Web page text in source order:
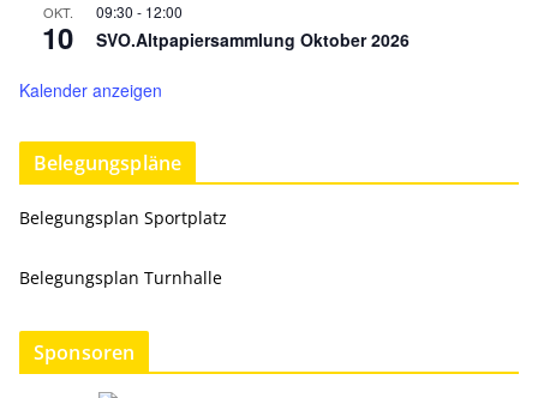
OKT.
10
09:30 - 12:00
SVO.Altpapiersammlung Oktober 2026
Kalender anzeigen
Belegungspläne
Belegungsplan Sportplatz
Belegungsplan Turnhalle
Sponsoren